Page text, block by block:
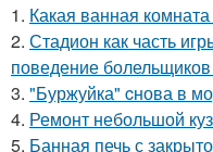
1. Какая ванная
2. Стадион как часть
поведение
3. "Буржуйка" cнова в
4. Ремонт небольшой
5. Банная печь с